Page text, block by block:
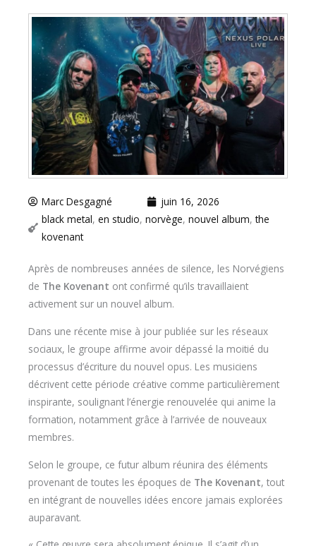
Marc Desgagné
juin 16, 2026
black metal, en studio, norvège, nouvel album,the
kovenant
Après de nombreuses années de silence, les Norvégiens
de The Kovenant ont confirmé qu’ils travaillaient
activement sur un nouvel album.
Dans une récente mise à jour publiée sur les réseaux
sociaux, le groupe affirme avoir dépassé la moitié du
processus d’écriture du nouvel opus. Les musiciens
décrivent cette période créative comme particulièrement
inspirante, soulignant l’énergie renouvelée qui anime la
formation, notamment grâce à l’arrivée de nouveaux
membres.
Selon le groupe, ce futur album réunira des éléments
provenant de toutes les époques de The Kovenant, tout
en intégrant de nouvelles idées encore jamais explorées
auparavant.